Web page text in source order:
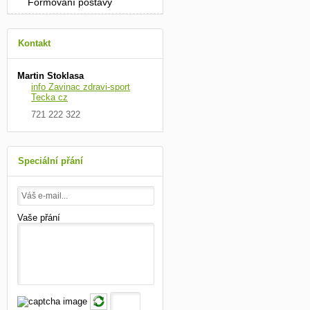
Kontakt
Martin Stoklasa
info Zavinac zdravi-sport
Tecka cz
721 222 322
Speciální přání
Vaše přání